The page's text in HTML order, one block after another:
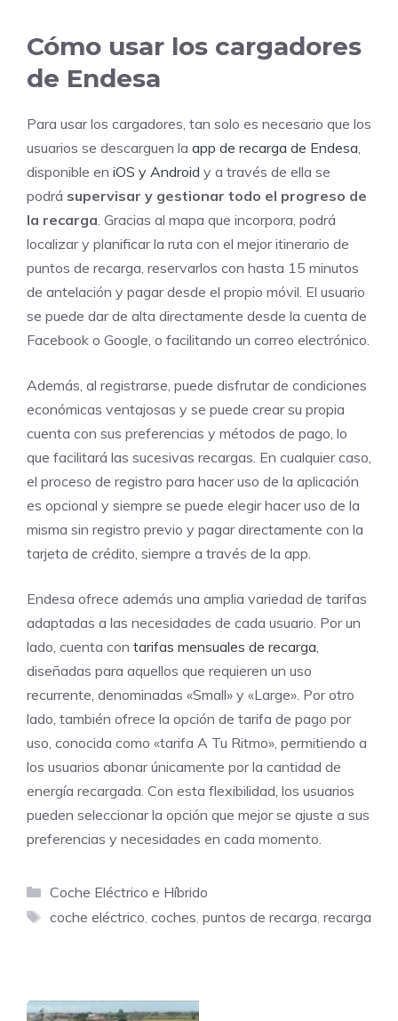
Cómo usar los cargadores
de Endesa
Para usar los cargadores, tan solo es necesario que los
usuarios se descarguen la app de recarga de Endesa,
disponible en iOS y Android y a través de ella se
podrá supervisar y gestionar todo el progreso de
la recarga. Gracias al mapa que incorpora, podrá
localizar y planificar la ruta con el mejor itinerario de
puntos de recarga, reservarlos con hasta 15 minutos
de antelación y pagar desde el propio móvil. El usuario
se puede dar de alta directamente desde la cuenta de
Facebook o Google, o facilitando un correo electrónico.
Además, al registrarse, puede disfrutar de condiciones
económicas ventajosas y se puede crear su propia
cuenta con sus preferencias y métodos de pago, lo
que facilitará las sucesivas recargas. En cualquier caso,
el proceso de registro para hacer uso de la aplicación
es opcional y siempre se puede elegir hacer uso de la
misma sin registro previo y pagar directamente con la
tarjeta de crédito, siempre a través de la app.
Endesa ofrece además una amplia variedad de tarifas
adaptadas a las necesidades de cada usuario. Por un
lado, cuenta con tarifas mensuales de recarga,
diseñadas para aquellos que requieren un uso
recurrente, denominadas «Small» y «Large». Por otro
lado, también ofrece la opción de tarifa de pago por
uso, conocida como «tarifa A Tu Ritmo», permitiendo a
los usuarios abonar únicamente por la cantidad de
energía recargada. Con esta flexibilidad, los usuarios
pueden seleccionar la opción que mejor se ajuste a sus
preferencias y necesidades en cada momento.
Categorías
Coche Eléctrico e Híbrido
Etiquetas
coche eléctrico, coches, puntos de recarga, recarga